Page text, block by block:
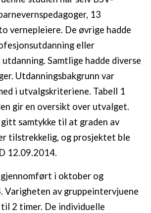
13
vernepleiere. De øvrige hadde
eller
Samtlige hadde diverse
Utdanningsbakgrunn var
i utvalgskriteriene. Tabell 1
gir en oversikt over utvalget.
samtykke til at graden av
tilstrekkelig, og prosjektet ble
12.09.2014.
i oktober og
Varigheten av gruppeintervjuene
2 timer. De individuelle